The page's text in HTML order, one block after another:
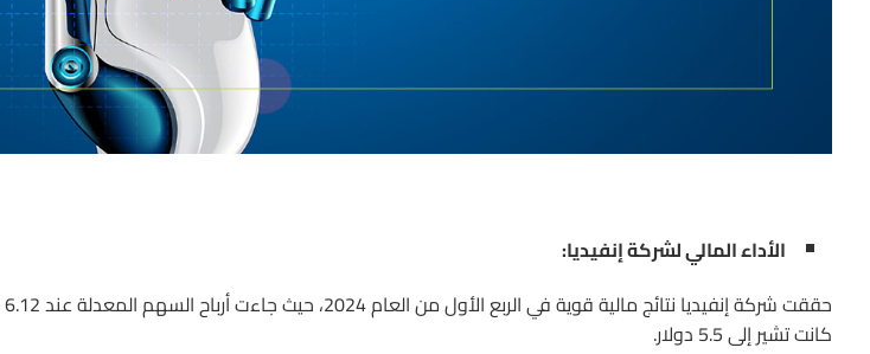
الأداء المالي لشركة إنفيديا:
كانت تشير إلى 5.5 دولار.